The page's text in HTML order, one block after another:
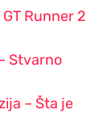
Runner 2
Stvarno
– Šta je